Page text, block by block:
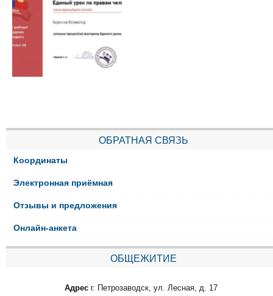
ОБРАТНАЯ СВЯЗЬ
Координаты
Электронная приёмная
Отзывы и предложения
Онлайн-анкета
ОБЩЕЖИТИЕ
Адрес г. Петрозаводск, ул. Лесная, д. 17